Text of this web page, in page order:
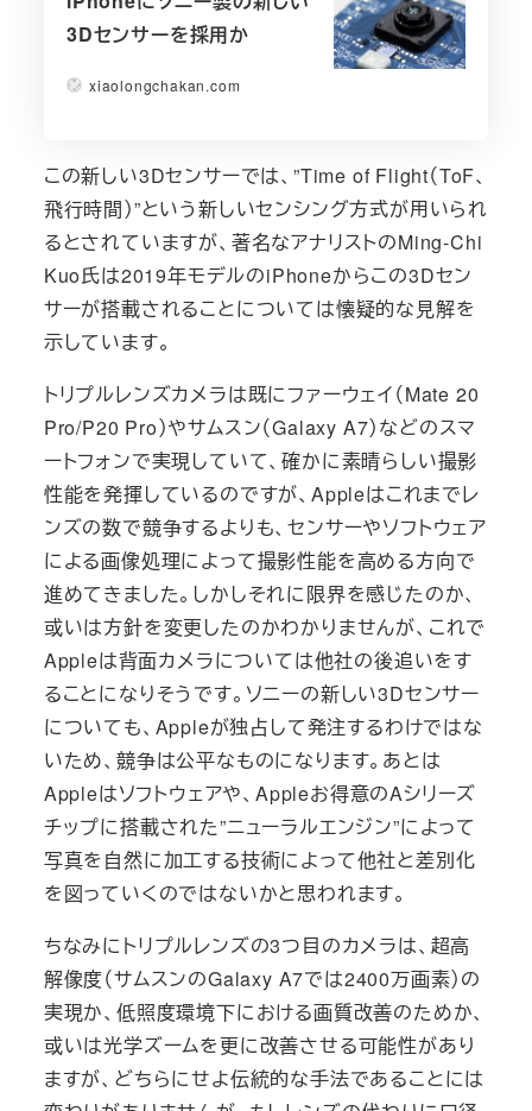
3Dセンサーを採用か
xiaolongchakan.com
この新しい3Dセンサーでは、”Time of Flight（ToF、
飛行時間）”という新しいセンシング方式が用いられ
るとされていますが、著名なアナリストのMing-Chi
Kuo氏は2019年モデルのiPhoneからこの3Dセン
サーが搭載されることについては懐疑的な見解を
示しています。
トリプルレンズカメラは既にファーウェイ（Mate 20
Pro/P20 Pro）やサムスン（Galaxy A7）などのスマ
ートフォンで実現していて、確かに素晴らしい撮影
性能を発揮しているのですが、Appleはこれまでレ
ンズの数で競争するよりも、センサーやソフトウェア
による画像処理によって撮影性能を高める方向で
進めてきました。しかしそれに限界を感じたのか、
或いは方針を変更したのかわかりませんが、これで
Appleは背面カメラについては他社の後追いをす
ることになりそうです。ソニーの新しい3Dセンサー
についても、Appleが独占して発注するわけではな
いため、競争は公平なものになります。あとは
Appleはソフトウェアや、Appleお得意のAシリーズ
チップに搭載された”ニューラルエンジン”によって
写真を自然に加工する技術によって他社と差別化
を図っていくのではないかと思われます。
ちなみにトリプルレンズの3つ目のカメラは、超高
解像度（サムスンのGalaxy A7では2400万画素）の
実現か、低照度環境下における画質改善のためか、
或いは光学ズームを更に改善させる可能性があり
ますが、どちらにせよ伝統的な手法であることには